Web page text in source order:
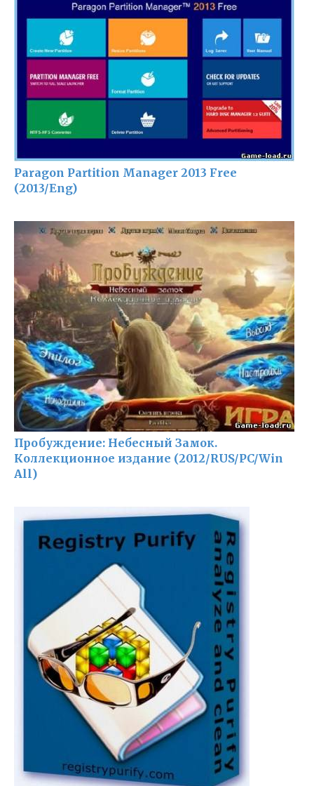
Paragon Partition Manager 2013 Free
(2013/Eng)
Пробуждение: Небесный Замок.
Коллекционное издание (2012/RUS/PC/Win
All)